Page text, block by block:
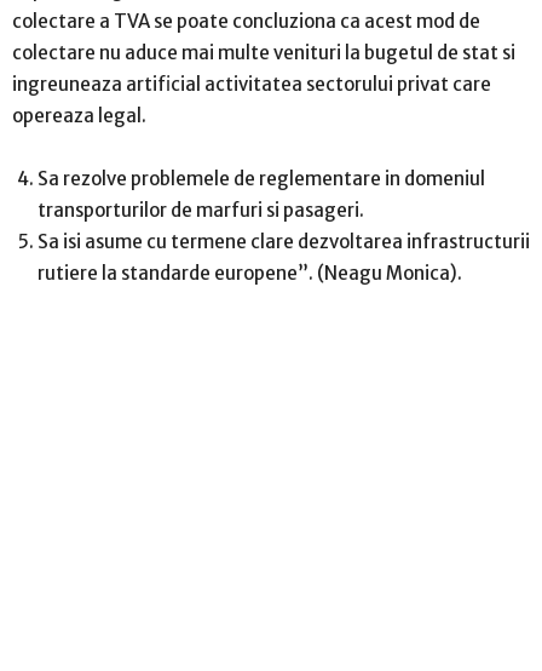
colectare a TVA se poate concluziona ca acest mod de
colectare nu aduce mai multe venituri la bugetul de stat si
ingreuneaza artificial activitatea sectorului privat care
opereaza legal.
Sa rezolve problemele de reglementare in domeniul
transporturilor de marfuri si pasageri.
Sa isi asume cu termene clare dezvoltarea infrastructurii
rutiere la standarde europene”. (Neagu Monica).